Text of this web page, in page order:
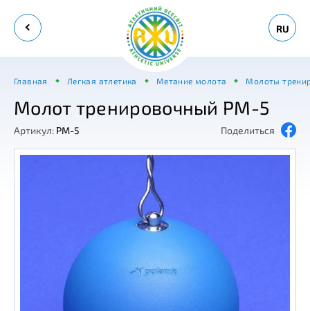
RU
Главная Легкая атлетика Метание молота Молоты
Артикул: PM-5 Поделиться
Молот тренировочный PM-5